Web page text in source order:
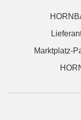
Marktplatz-